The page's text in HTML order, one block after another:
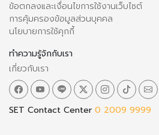
ข้อตกลงและเงื่อนไขการใช้งานเว็บไซต์
การคุ้มครองข้อมูลส่วนบุคคล
นโยบายการใช้คุกกี้
ทำความรู้จักกับเรา
เกี่ยวกับเรา
SET Contact Center 0 2009 9999